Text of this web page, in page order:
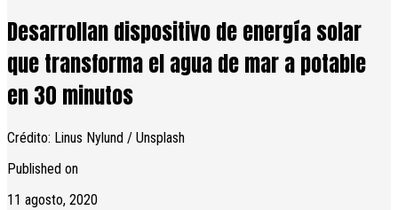
Desarrollan dispositivo de energía solar
que transforma el agua de mar a potable
en 30 minutos
Crédito: Linus Nylund / Unsplash
Published on
11 agosto, 2020